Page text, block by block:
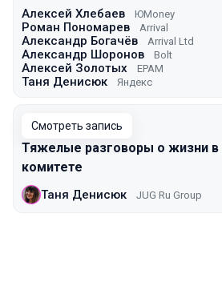
Алексей Хлебаев ЮMoney
Роман Пономарев Arrival
Александр Богачёв Arrival Ltd
Александр Шоронов Bolt
Алексей Золотых EPAM
Таня Денисюк Яндекс
Смотреть запись
Тяжелые разговоры о жизни
комитете
Таня Денисюк JUG Ru Group